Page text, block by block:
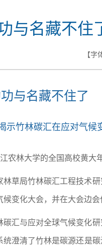
与名藏不住
【字
功与名藏不住了
竹林碳汇在应对气候
农林大学的全国高校黄大
草局竹林碳汇工程技术
变化大会，并在大会边会
汇与应对全球气候变化
澄清了竹林是碳源还是